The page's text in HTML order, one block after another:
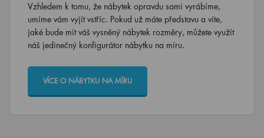
Vzhledem k tomu, že nábytek opravdu sami vyrábíme,
umíme vám vyjít vstříc. Pokud už máte představu a víte,
jaké bude mít váš vysněný nábytek rozměry, můžete využít
náš jedinečný konfigurátor nábytku na míru.
VÍCE O NÁBYTKU NA MÍRU